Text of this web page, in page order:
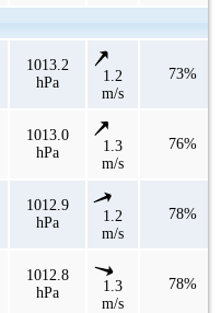
1013.2
hPa
1.2
m/s
73%
1013.0
hPa
1.3
m/s
76%
1012.9
hPa
1.2
m/s
78%
1012.8
hPa
1.3
m/s
78%